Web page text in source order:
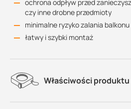
ochrona odpływ przed
czy inne drobne przedmioty
minimalne ryzyko zalania balkonu
łatwy i szybki montaż
Właściwości produktu